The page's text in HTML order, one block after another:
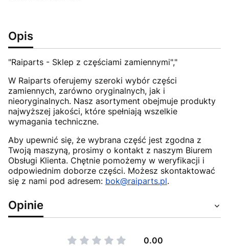
Opis
"Raiparts - Sklep z częściami zamiennymi","
W Raiparts oferujemy szeroki wybór części
zamiennych, zarówno oryginalnych, jak i
nieoryginalnych. Nasz asortyment obejmuje produkty
najwyższej jakości, które spełniają wszelkie
wymagania techniczne.
Aby upewnić się, że wybrana część jest zgodna z
Twoją maszyną, prosimy o kontakt z naszym Biurem
Obsługi Klienta. Chętnie pomożemy w weryfikacji i
odpowiednim doborze części. Możesz skontaktować
się z nami pod adresem: bok@raiparts.pl.
Opinie
0.00